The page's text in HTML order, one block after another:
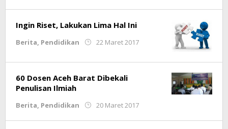
Septian
Ingin Riset, Lakukan Lima Hal Ini
Berita, Pendidikan 22 Maret 2017
Septian
60 Dosen Aceh Barat Dibekali
Penulisan Ilmiah
Berita, Pendidikan 20 Maret 2017
Rahayu